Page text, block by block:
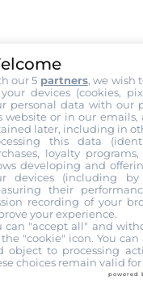
Gen2
amazon.fr
polyvalent que le
Gen2mérite
à moins de
vrai système de
:
our 5 partners, we wish
devices (cookies,
personal data with our
website or in our emails,
later, including in
this data
loyalty
developing and
devices (including
their
recording of your
your experience.
can "accept all" and
"cookie" icon. You
object to processing
choices remain valid
powered